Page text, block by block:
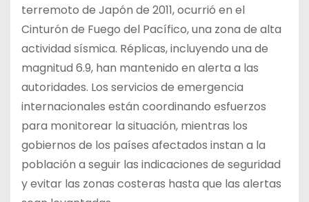
terremoto de Japón de 2011, ocurrió en el
Cinturón de Fuego del Pacífico, una zona de alta
actividad sísmica. Réplicas, incluyendo una de
magnitud 6.9, han mantenido en alerta a las
autoridades. Los servicios de emergencia
internacionales están coordinando esfuerzos
para monitorear la situación, mientras los
gobiernos de los países afectados instan a la
población a seguir las indicaciones de seguridad
y evitar las zonas costeras hasta que las alertas